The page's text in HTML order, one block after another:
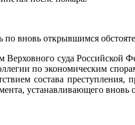
по вновь открывшимся
суда Российской
по экономическим
состава
устанавливающего